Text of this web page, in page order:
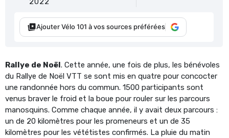
Ajouter Vélo 101 à vos sources préférées
Rallye de Noël. Cette année, une fois de plus, les bénévoles
du Rallye de Noël VTT se sont mis en quatre pour concocter
une randonnée hors du commun. 1500 participants sont
venus braver le froid et la boue pour rouler sur les parcours
manosquins. Comme chaque année, il y avait deux parcours :
un de 20 kilomètres pour les promeneurs et un de 35
kilomètres pour les vététistes confirmés. La pluie du matin